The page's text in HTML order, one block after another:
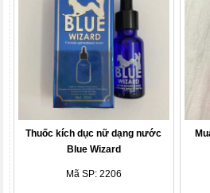
Thuốc kích dục nữ dạng nước
Blue Wizard
Mã SP: 2206